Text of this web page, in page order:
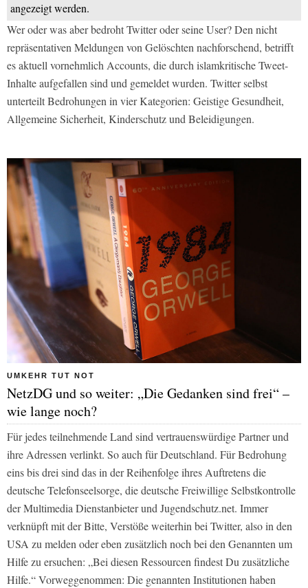
angezeigt werden.
Wer oder was aber bedroht Twitter oder seine User? Den nicht
repräsentativen Meldungen von Gelöschten nachforschend, betrifft
es aktuell vornehmlich Accounts, die durch islamkritische Tweet-
Inhalte aufgefallen sind und gemeldet wurden. Twitter selbst
unterteilt Bedrohungen in vier Kategorien: Geistige Gesundheit,
Allgemeine Sicherheit, Kinderschutz und Beleidigungen.
UMKEHR TUT NOT
NetzDG und so weiter: „Die Gedanken sind frei“ –
wie lange noch?
Für jedes teilnehmende Land sind vertrauenswürdige Partner und
ihre Adressen verlinkt. So auch für Deutschland. Für Bedrohung
eins bis drei sind das in der Reihenfolge ihres Auftretens die
deutsche Telefonseelsorge, die deutsche Freiwillige Selbstkontrolle
der Multimedia Dienstanbieter und Jugendschutz.net. Immer
verknüpft mit der Bitte, Verstöße weiterhin bei Twitter, also in den
USA zu melden oder eben zusätzlich noch bei den Genannten um
Hilfe zu ersuchen: „Bei diesen Ressourcen findest Du zusätzliche
Hilfe.“Vorweggenommen: Die genannten Institutionen haben